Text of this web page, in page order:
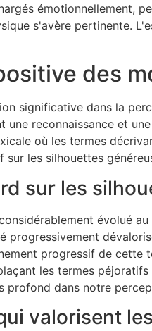
émotionnellement,
s'avère pertinente.
des
significative dans la
une reconnaissance et
où les termes
les silhouettes
sur les
évolué
progressivement
progressif de
les termes
profond dans notre
valorisent